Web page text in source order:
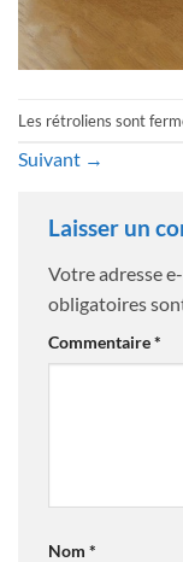
Les rétroliens sont
Suivant →
Laisser un
Votre adresse
obligatoires
Commentaire*
Nom *